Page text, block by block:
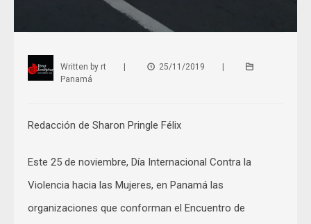
Written by rt 25/11/2019
Panamá
Redacción de Sharon Pringle Félix
Este 25 de noviembre, Día Internacional Contra la
Violencia hacia las Mujeres, en Panamá las
organizaciones que conforman el Encuentro de